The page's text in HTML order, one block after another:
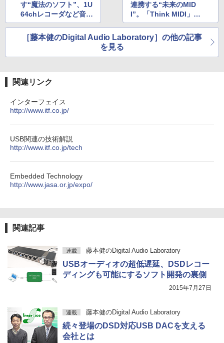
す“魔法のソフト”、1U
64chレコーダなど音楽
制作の最新動向
連携する“未来のMID
I”。「Think MIDI」で
見た最新動向
［藤本健のDigital Audio Laboratory］の他の記事
を見る
関連リンク
インターフェイス
http://www.itf.co.jp/
USB関連の技術解説
http://www.itf.co.jp/tech
Embedded Technology
http://www.jasa.or.jp/expo/
関連記事
連載 藤本健のDigital Audio Laboratory
USBオーディオの超低遅延、DSDレコー
ディングも可能にするソフト開発の裏側
2015年7月27日
連載 藤本健のDigital Audio Laboratory
続々登場のDSD対応USB DACを支える
会社とは